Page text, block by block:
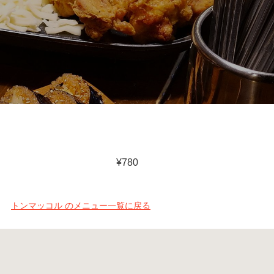
¥780
トンマッコル のメニュー一覧に戻る